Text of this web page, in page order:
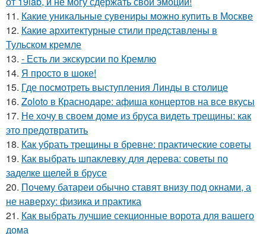
11. Какие уникальные сувениры можно купить в Москве
12. Какие архитектурные стили представлены в
Тульском кремле
13. - Есть ли экскурсии по Кремлю
14. Я просто в шоке!
15. Где посмотреть выступления Линды в столице
16. Zoloto в Краснодаре: афиша концертов на все вкусы
17. Не хочу в своем доме из бруса видеть трещины: как
это предотвратить
18. Как убрать трещины в бревне: практические советы
19. Как выбрать шпаклевку для дерева: советы по
заделке щелей в брусе
20. Почему батареи обычно ставят внизу под окнами, а
не наверху: физика и практика
21. Как выбрать лучшие секционные ворота для вашего
дома